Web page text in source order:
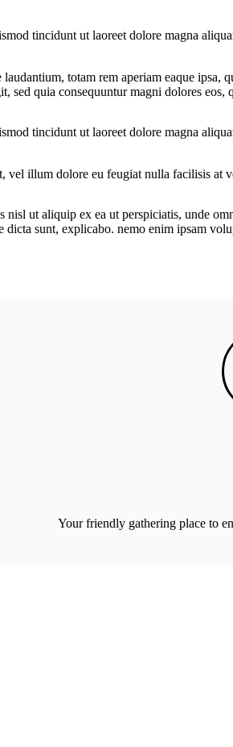
tincidunt ut laoreet dolore magna
totam rem aperiam eaque ipsa,
quia consequuntur magni dolores
tincidunt ut laoreet dolore magna
illum dolore eu feugiat nulla facilisis at
ut aliquip ex ea ut perspiciatis, unde
sunt, explicabo. nemo enim ipsam
Your friendly gathering place to